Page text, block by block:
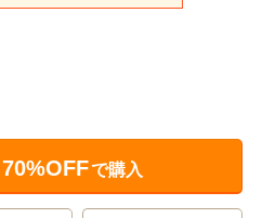
70%OFFで購入